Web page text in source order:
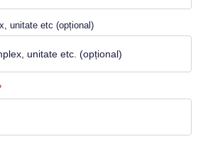
unitate etc (opțional)